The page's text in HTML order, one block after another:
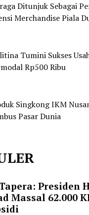
Ditunjuk Sebagai
Merchandise Piala
Tumini Sukses
Rp500 Ribu
Singkong IKM
Pasar Dunia